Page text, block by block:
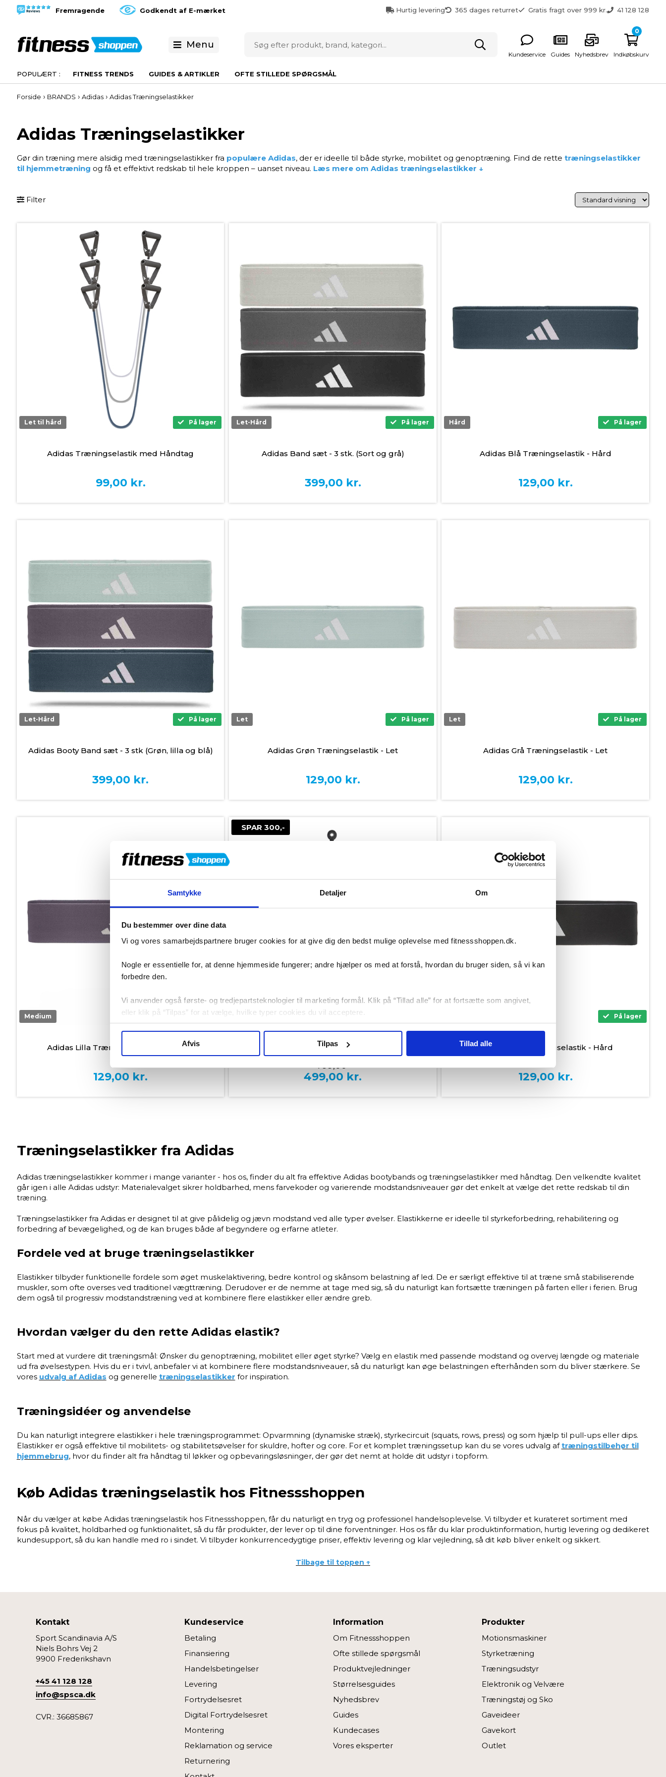
Samtykke Detaljer Om
Du bestemmer over dine data
Vi og vores samarbejdspartnere bruger cookies for at give dig den bedst mulige oplevelse med fitnessshoppen.dk.
Nogle er essentielle for, at denne hjemmeside fungerer; andre hjælper os med at forstå, hvordan du bruger siden, så vi kan
forbedre den.
Vi anvender også første- og tredjepartsteknologier til marketing formål. Klik på “Tillad alle” for at fortsætte som angivet,
eller klik på “Tilpas” for at vælge, hvilke typer cookies du vil acceptere.
Afvis Tilpas Tillad alle
Hurtig levering 365 dages returret Gratis fragt over 999 kr. 41 128 128
Fremragende Godkendt af E-mærket
Menu
Kundeservice Guides Nyhedsbrev Indkøbskurv
0
FITNESS TRENDS GUIDES & ARTIKLER OFTE STILLEDE SPØRGSMÅL
Forside › BRANDS › Adidas› Adidas Træningselastikker
Adidas Træningselastikker
Gør din træning mere alsidig med træningselastikker fra populære Adidas, der er ideelle til både styrke, mobilitet og genoptræning. Find de rette træningselastikker
til hjemmetræning og få et effektivt redskab til hele kroppen – uanset niveau. Læs mere om Adidas træningselastikker ↓
Filter
Let til hård På lager
Adidas Træningselastik med Håndtag
99,00 kr.
Let-Hård På lager
Adidas Band sæt - 3 stk. (Sort og grå)
399,00 kr.
Hård På lager
Adidas Blå Træningselastik - Hård
129,00 kr.
Let-Hård På lager
Adidas Booty Band sæt - 3 stk (Grøn, lilla og blå)
399,00 kr.
Let På lager
Adidas Grøn Træningselastik - Let
129,00 kr.
Let På lager
Adidas Grå Træningselastik - Let
129,00 kr.
Medium På lager
Adidas Lilla Træningselastik - Medium
129,00 kr.
SPAR 300,-
Ekstra let - Ekstra hård / 5 - 75 kg
Adidas Multi Justerbar Træningselastik
799,00
499,00 kr.
På lager
Adidas Sort Træningselastik - Hård
129,00 kr.
Træningselastikker fra Adidas
Adidas træningselastikker kommer i mange varianter - hos os, finder du alt fra effektive Adidas bootybands og træningselastikker med håndtag. Den velkendte kvalitet
går igen i alle Adidas udstyr: Materialevalget sikrer holdbarhed, mens farvekoder og varierende modstandsniveauer gør det enkelt at vælge det rette redskab til din
træning.
Træningselastikker fra Adidas er designet til at give pålidelig og jævn modstand ved alle typer øvelser. Elastikkerne er ideelle til styrkeforbedring, rehabilitering og
forbedring af bevægelighed, og de kan bruges både af begyndere og erfarne atleter.
Fordele ved at bruge træningselastikker
Elastikker tilbyder funktionelle fordele som øget muskelaktivering, bedre kontrol og skånsom belastning af led. De er særligt effektive til at træne små stabiliserende
muskler, som ofte overses ved traditionel vægttræning. Derudover er de nemme at tage med sig, så du naturligt kan fortsætte træningen på farten eller i ferien. Brug
dem også til progressiv modstandstræning ved at kombinere flere elastikker eller ændre greb.
Hvordan vælger du den rette Adidas elastik?
Start med at vurdere dit træningsmål: Ønsker du genoptræning, mobilitet eller øget styrke? Vælg en elastik med passende modstand og overvej længde og materiale
ud fra øvelsestypen. Hvis du er i tvivl, anbefaler vi at kombinere flere modstandsniveauer, så du naturligt kan øge belastningen efterhånden som du bliver stærkere. Se
vores udvalg af Adidas og generelle træningselastikker for inspiration.
Træningsidéer og anvendelse
Du kan naturligt integrere elastikker i hele træningsprogrammet: Opvarmning (dynamiske stræk), styrkecircuit (squats, rows, press) og som hjælp til pull-ups eller dips.
Elastikker er også effektive til mobilitets- og stabilitetsøvelser for skuldre, hofter og core. For et komplet træningssetup kan du se vores udvalg aftræningstilbehør til
hjemmebrug, hvor du finder alt fra håndtag til løkker og opbevaringsløsninger, der gør det nemt at holde dit udstyr i topform.
Køb Adidas træningselastik hos Fitnessshoppen
Når du vælger at købe Adidas træningselastik hos Fitnessshoppen, får du naturligt en tryg og professionel handelsoplevelse. Vi tilbyder et kurateret sortiment med
fokus på kvalitet, holdbarhed og funktionalitet, så du får produkter, der lever op til dine forventninger. Hos os får du klar produktinformation, hurtig levering og dedikeret
kundesupport, så du kan handle med ro i sindet. Vi tilbyder konkurrencedygtige priser, effektiv levering og klar vejledning, så dit køb bliver enkelt og sikkert.
Tilbage til toppen ↑
Kontakt
Sport Scandinavia A/S
Niels Bohrs Vej 2
9900 Frederikshavn
+45 41 128 128
info@spsca.dk
CVR.: 36685867
Kundeservice
Betaling
Finansiering
Handelsbetingelser
Levering
Fortrydelsesret
Digital Fortrydelsesret
Montering
Reklamation og service
Returnering
Information
Om Fitnessshoppen
Ofte stillede spørgsmål
Produktvejledninger
Størrelsesguides
Nyhedsbrev
Guides
Kundecases
Vores eksperter
Produkter
Motionsmaskiner
Styrketræning
Træningsudstyr
Elektronik og Velvære
Træningstøj og Sko
Gaveideer
Gavekort
Outlet